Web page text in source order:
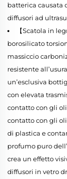
batterica causata
diffusori ad
【Scatola in
borosilicato
massiccio
resistente
un’esclusiva
con elevata
contatto con gli oli
contatto con gli
di plastica e
profumo puro
crea un effetto
diffusori in vetro